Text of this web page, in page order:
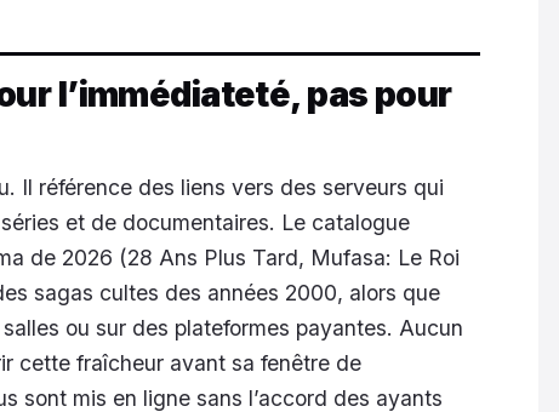
l’immédiateté, pas pour
Il référence des liens vers des serveurs qui
et de documentaires. Le catalogue
de 2026 (28 Ans Plus Tard, Mufasa: Le Roi
sagas cultes des années 2000, alors que
ou sur des plateformes payantes. Aucun
cette fraîcheur avant sa fenêtre de
sont mis en ligne sans l’accord des ayants